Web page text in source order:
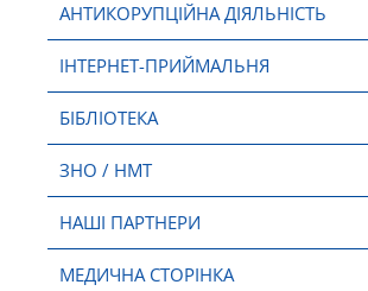
АНТИКОРУПЦІЙНА ДІЯЛЬНІСТЬ
ІНТЕРНЕТ-ПРИЙМАЛЬНЯ
БІБЛІОТЕКА
ЗНО / НМТ
НАШІ ПАРТНЕРИ
МЕДИЧНА СТОРІНКА